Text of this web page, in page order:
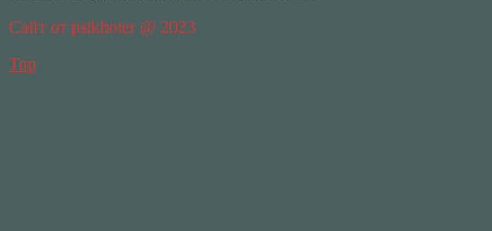
Сайт от psikhoter @ 2023
Top